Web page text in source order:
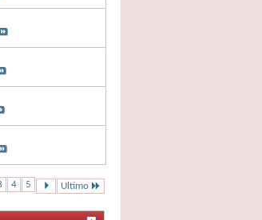
4 5 Ultimo